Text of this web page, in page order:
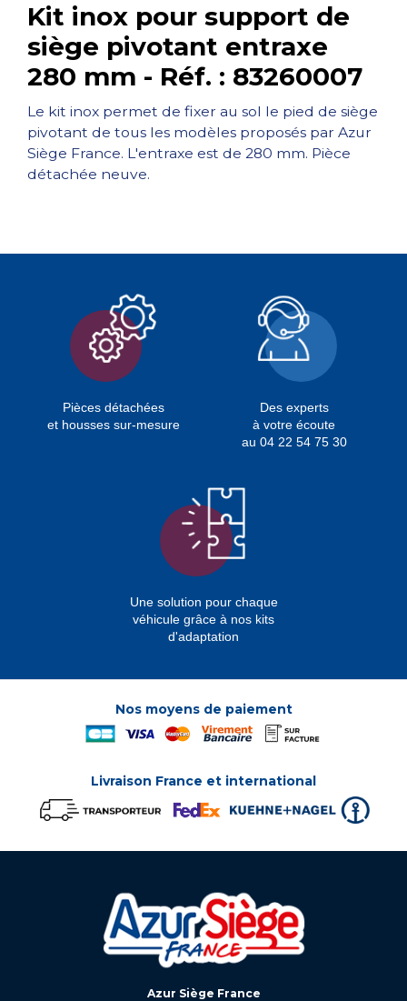
Kit inox pour support de
siège pivotant entraxe
280 mm - Réf. : 83260007
Le kit inox permet de fixer au sol le pied de siège
pivotant de tous les modèles proposés par Azur
Siège France. L'entraxe est de 280 mm. Pièce
détachée neuve.
Pièces détachées
et housses sur-mesure
Des experts
à votre écoute
au 04 22 54 75 30
Une solution pour chaque
véhicule grâce à nos kits
d'adaptation
Nos moyens de paiement
Livraison France et international
Azur Siège France